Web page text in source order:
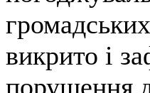
викрито і
порушення